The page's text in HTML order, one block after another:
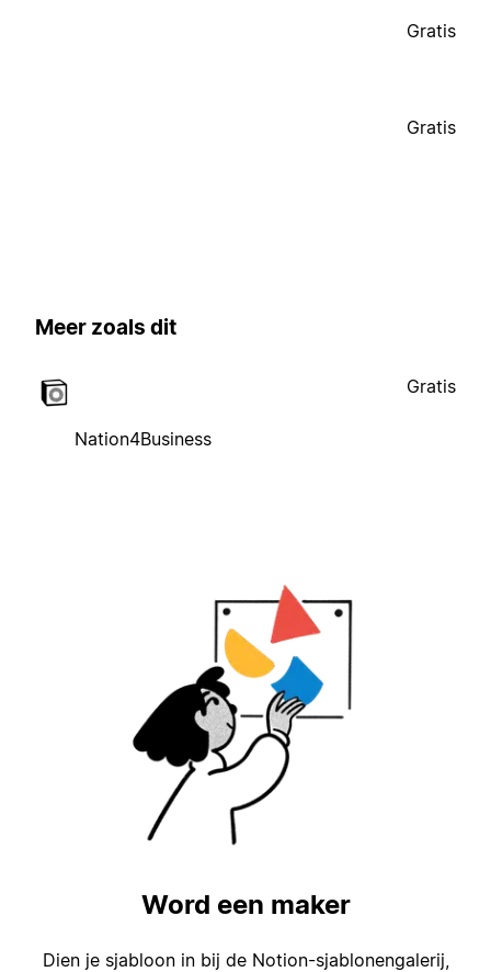
Gratis
Gratis
Meer zoals dit
Nation4Business
Gratis
Word een maker
Dien je sjabloon in bij de Notion-sjablonengalerij,